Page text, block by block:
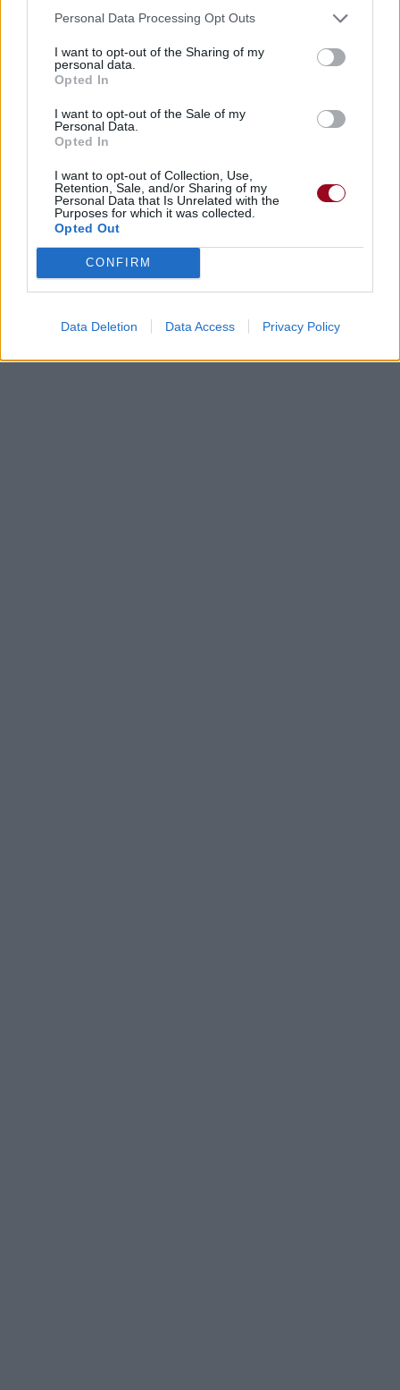
Personal Data Processing Opt Outs
I want to opt-out of the Sharing of my
personal data.
Opted In
I want to opt-out of the Sale of my
Personal Data.
Opted In
I want to opt-out of Collection, Use,
Retention, Sale, and/or Sharing of my
Personal Data that Is Unrelated with the
Purposes for which it was collected.
Opted Out
CONFIRM
Data Deletion Data Access Privacy Policy